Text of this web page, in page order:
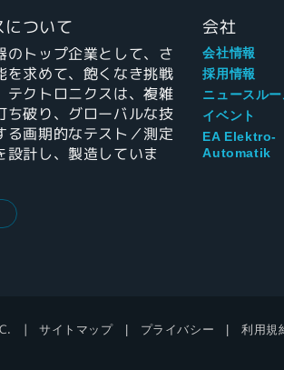
ついて
のトップ企業として、さ
を求めて、飽くなき挑戦
テクトロニクスは、複雑
ち破り、グローバルな技
る画期的なテスト／測定
設計し、製造していま
会社
会社情報
採用情報
ニュースルー
イベント
EA Elektro-
Automatik
サイトマップ プライバシー 利用規